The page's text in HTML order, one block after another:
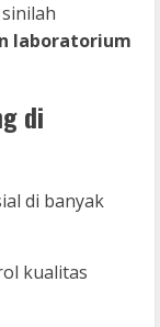
laboratorium
di
di banyak
kualitas